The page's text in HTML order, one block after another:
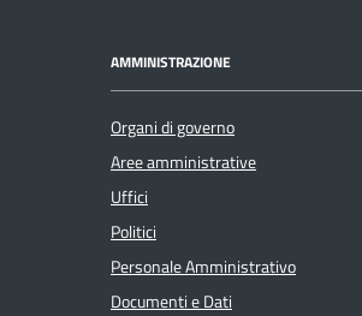
AMMINISTRAZIONE
Organi di governo
Aree amministrative
Uffici
Politici
Personale Amministrativo
Documenti e Dati